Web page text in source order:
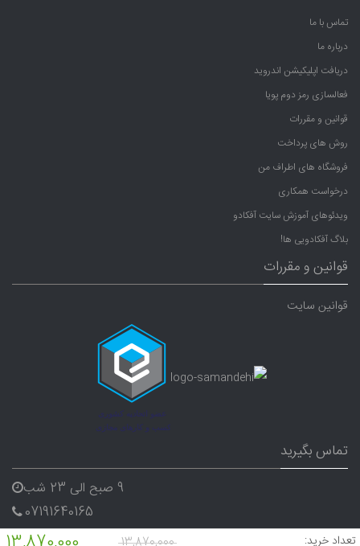
تعداد خرید:
تماس با ما
درباره ما
دریافت اپلیکیشن اندروید
فعالسازی رمز دوم پویا
قوانین و مقررات
روش های پرداخت
فروشگاه های اطراف من
درخواست همکاری
ویدئوهای آموزش سایت آفکادو
بلاگ آفکادویی ها!
قوانین و مقررات
قوانین سایت
تماس بگیرید
9 صبح الی 23 شب
07191640165
09338282656